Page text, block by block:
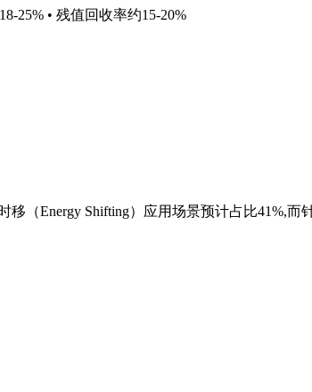
25% • 残值回收率约15-20%
（Energy Shifting）应用场景预计占比41%,